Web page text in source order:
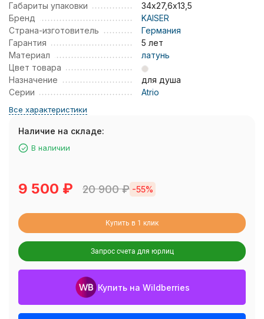
Габариты упаковки
34х27,6х13,5
Бренд
KAISER
Страна-изготовитель
Германия
Гарантия
5 лет
Материал
латунь
Цвет товара
Назначение
для душа
Серии
Atrio
Все характеристики
Наличие на складе:
В наличии
9 500 ₽ 20 900₽ -55%
Купить в 1 клик
Запрос счета для юрлиц
Купить на Wildberries